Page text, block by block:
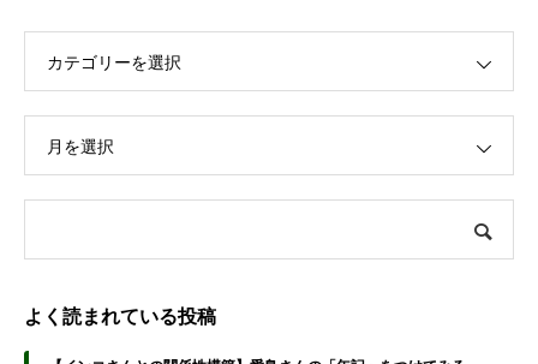
カテゴリーを選択
月を選択
よく読まれている投稿